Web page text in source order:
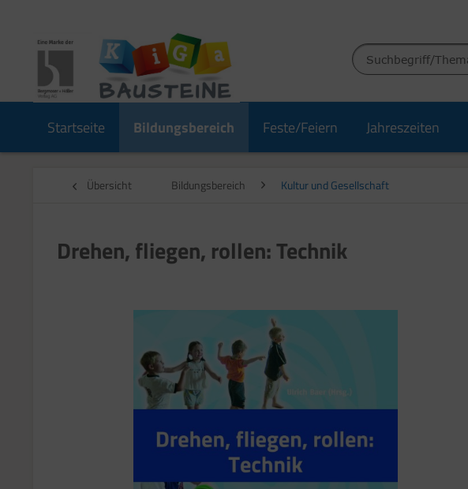
Startseite Bildungsbereich Feste/Feiern Jahreszeiten
Übersicht Bildungsbereich Kultur und Gesellschaft
Drehen, fliegen, rollen: Technik